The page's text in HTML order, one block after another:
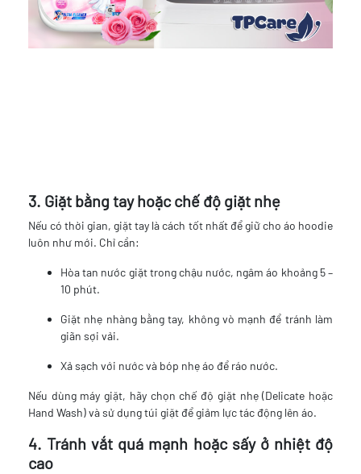
3. Giặt bằng tay hoặc chế độ giặt nhẹ
Nếu có thời gian, giặt tay là cách tốt nhất để giữ cho áo hoodie
luôn như mới. Chỉ cần:
Hòa tan nước giặt trong chậu nước, ngâm áo khoảng 5 –
10 phút.
Giặt nhẹ nhàng bằng tay, không vò mạnh để tránh làm
giãn sợi vải.
Xả sạch với nước và bóp nhẹ áo để ráo nước.
Nếu dùng máy giặt, hãy chọn chế độ giặt nhẹ (Delicate hoặc
Hand Wash) và sử dụng túi giặt để giảm lực tác động lên áo.
4. Tránh vắt quá mạnh hoặc sấy ở nhiệt độ
cao